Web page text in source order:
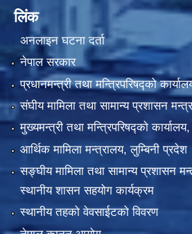
लिंक
अनलाइन घटना दर्ता
नेपाल सरकार
प्रधानमन्त्री तथा मन्त्रिपरिषद्को
संघीय मामिला तथा सामान्य प्रशासन
मुख्यमन्त्री तथा मन्त्रिपरिषद्को
आर्थिक मामिला मन्त्रालय, लुम्बिनी प्रदेश
सङ्घीय मामिला तथा सामान्य प्रशासन
स्थानीय शासन सहयोग कार्यक्रम
स्थानीय तहको वेवसाईटको विवरण